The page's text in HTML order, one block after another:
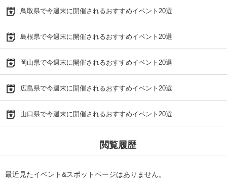
鳥取県で今週末に開催されるおすすめイベント20選
島根県で今週末に開催されるおすすめイベント20選
岡山県で今週末に開催されるおすすめイベント20選
広島県で今週末に開催されるおすすめイベント20選
山口県で今週末に開催されるおすすめイベント20選
閲覧履歴
最近見たイベント&スポットページはありません。